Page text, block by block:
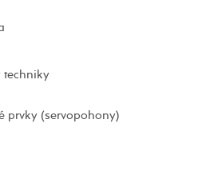
techniky
prvky (servopohony)